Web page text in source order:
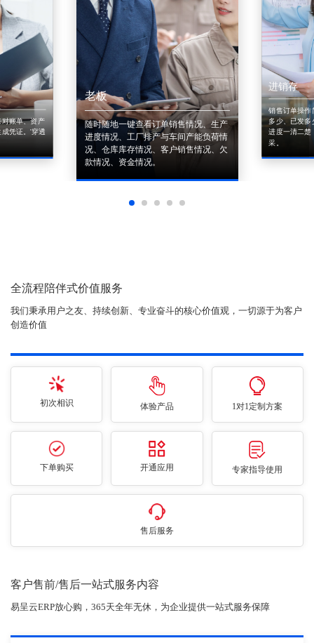
账单、资产
凭证。'穿透
老板
随时随地一键查看订单销售情况、生产
进度情况、工厂排产与车间产能负荷情
况、仓库库存情况、客户销售情况、欠
款情况、资金情况。
进销存
销售订单操作
多少、已发多
进度一清二楚
采。
全流程陪伴式价值服务
我们秉承用户之友、持续创新、专业奋斗的核心价值观，一切源于为客户
创造价值
初次相识 体验产品 1对1定制方案
下单购买 开通应用 专家指导使用
售后服务
客户售前/售后一站式服务内容
易呈云ERP放心购，365天全年无休，为企业提供一站式服务保障